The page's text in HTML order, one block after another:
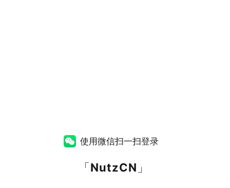
使用微信扫一扫登录
「NutzCN 」